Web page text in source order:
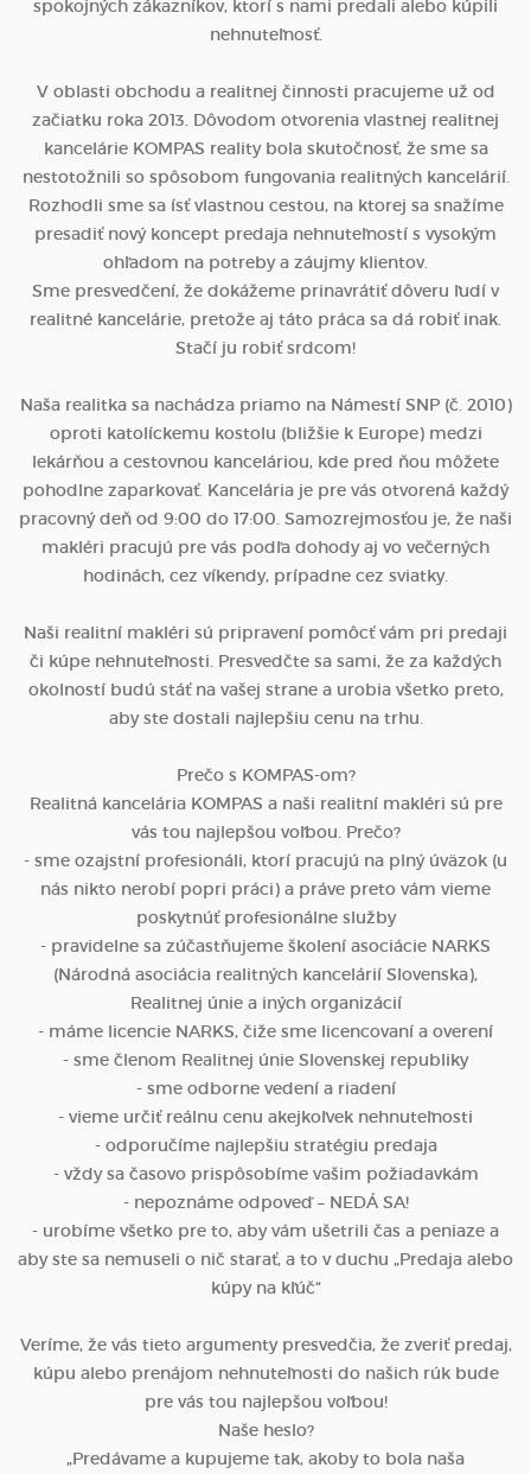
spokojných zákazníkov, ktorí s nami predali alebo kúpili
nehnuteľnosť.
V oblasti obchodu a realitnej činnosti pracujeme už od
začiatku roka 2013. Dôvodom otvorenia vlastnej realitnej
kancelárie KOMPAS reality bola skutočnosť, že sme sa
nestotožnili so spôsobom fungovania realitných kancelárií.
Rozhodli sme sa ísť vlastnou cestou, na ktorej sa snažíme
presadiť nový koncept predaja nehnuteľností s vysokým
ohľadom na potreby a záujmy klientov.
Sme presvedčení, že dokážeme prinavrátiť dôveru ľudí v
realitné kancelárie, pretože aj táto práca sa dá robiť inak.
Stačí ju robiť srdcom!
Naša realitka sa nachádza priamo na Námestí SNP (č. 2010)
oproti katolíckemu kostolu (bližšie k Europe) medzi
lekárňou a cestovnou kanceláriou, kde pred ňou môžete
pohodlne zaparkovať. Kancelária je pre vás otvorená každý
pracovný deň od 9:00 do 17:00. Samozrejmosťou je, že naši
makléri pracujú pre vás podľa dohody aj vo večerných
hodinách, cez víkendy, prípadne cez sviatky.
Naši realitní makléri sú pripravení pomôcť vám pri predaji
či kúpe nehnuteľnosti. Presvedčte sa sami, že za každých
okolností budú stáť na vašej strane a urobia všetko preto,
aby ste dostali najlepšiu cenu na trhu.
Prečo s KOMPAS-om?
Realitná kancelária KOMPAS a naši realitní makléri sú pre
vás tou najlepšou voľbou. Prečo?
- sme ozajstní profesionáli, ktorí pracujú na plný úväzok (u
nás nikto nerobí popri práci) a práve preto vám vieme
poskytnúť profesionálne služby
- pravidelne sa zúčastňujeme školení asociácie NARKS
(Národná asociácia realitných kancelárií Slovenska),
Realitnej únie a iných organizácií
- máme licencie NARKS, čiže sme licencovaní a overení
- sme členom Realitnej únie Slovenskej republiky
- sme odborne vedení a riadení
- vieme určiť reálnu cenu akejkoľvek nehnuteľnosti
- odporučíme najlepšiu stratégiu predaja
- vždy sa časovo prispôsobíme vašim požiadavkám
- nepoznáme odpoveď – NEDÁ SA!
- urobíme všetko pre to, aby vám ušetrili čas a peniaze a
aby ste sa nemuseli o nič starať, a to v duchu „Predaja alebo
kúpy na kľúč“
Veríme, že vás tieto argumenty presvedčia, že zveriť predaj,
kúpu alebo prenájom nehnuteľnosti do našich rúk bude
pre vás tou najlepšou voľbou!
Naše heslo?
„Predávame a kupujeme tak, akoby to bola naša